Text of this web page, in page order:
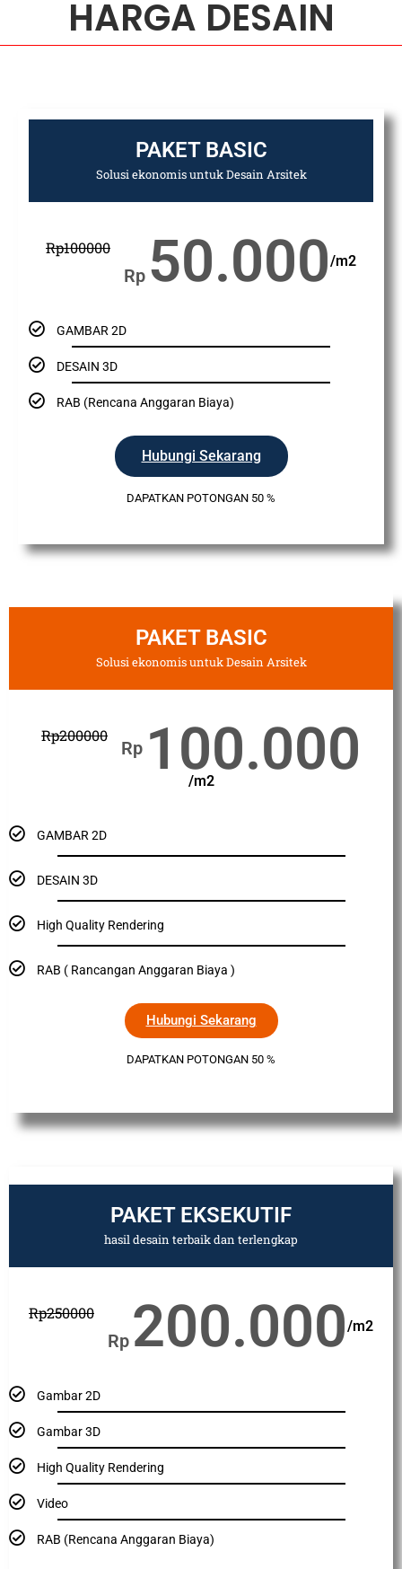
HARGA DESAIN
PAKET BASIC
Solusi ekonomis untuk Desain Arsitek
Rp100000
Rp 50.000/m2
GAMBAR 2D
DESAIN 3D
RAB (Rencana Anggaran Biaya)
Hubungi Sekarang
DAPATKAN POTONGAN 50 %
PAKET BASIC
Solusi ekonomis untuk Desain Arsitek
Rp200000
Rp 100.000
/m2
GAMBAR 2D
DESAIN 3D
High Quality Rendering
RAB ( Rancangan Anggaran Biaya )
Hubungi Sekarang
DAPATKAN POTONGAN 50 %
PAKET EKSEKUTIF
hasil desain terbaik dan terlengkap
Rp250000
Rp 200.000/m2
Gambar 2D
Gambar 3D
High Quality Rendering
Video
RAB (Rencana Anggaran Biaya)